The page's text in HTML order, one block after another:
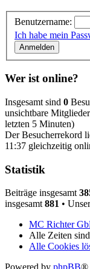
Benutzername:
Ich habe mein
Wer ist online?
Insgesamt sind 0
unsichtbare
letzten 5 Minuten)
Der Besucherrekord
11:37 gleichzeitig
Statistik
Beiträge insgesamt
insgesamt 881 •
MC Richter
Alle Zeiten sind
Alle Cookies